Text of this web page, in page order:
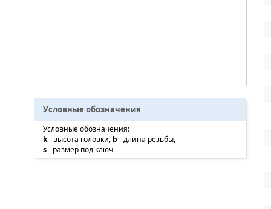
Условные обозначения
Условные обозначения:
k- высота головки, b - длина резьбы,
s- размер под ключ